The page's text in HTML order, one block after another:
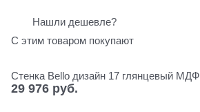
Нашли дешевле?
С этим товаром покупают
Стенка Bello дизайн 17 глянцевый МДФ
29 976 руб.